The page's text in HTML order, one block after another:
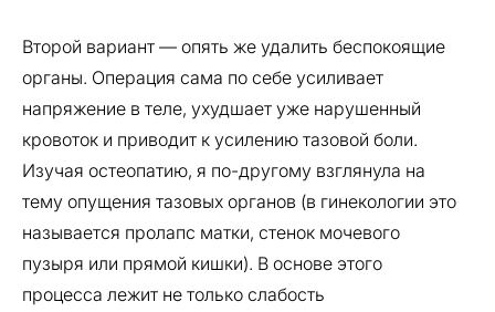
Второй вариант — опять же удалить беспокоящие
органы. Операция сама по себе усиливает
напряжение в теле, ухудшает уже нарушенный
кровоток и приводит к усилению тазовой боли.
Изучая остеопатию, я по-другому взглянула на
тему опущения тазовых органов (в гинекологии это
называется пролапс матки, стенок мочевого
пузыря или прямой кишки). В основе этого
процесса лежит не только слабость